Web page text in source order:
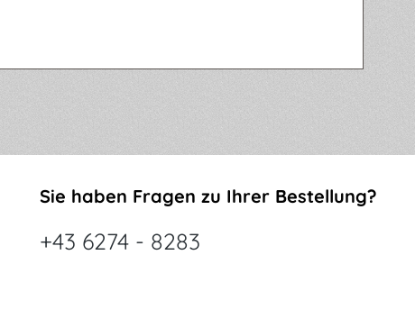
Sie haben Fragen zu Ihrer Bestellung?
+43 6274 - 8283